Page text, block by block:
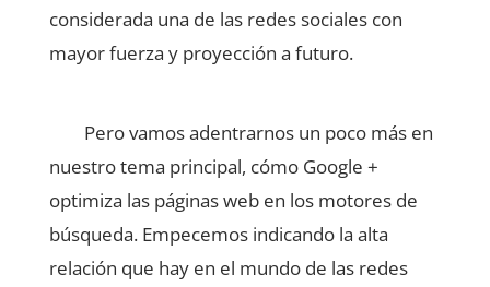
considerada una de las redes sociales con
mayor fuerza y proyección a futuro.
Pero vamos adentrarnos un poco más en
nuestro tema principal, cómo Google +
optimiza las páginas web en los motores de
búsqueda. Empecemos indicando la alta
relación que hay en el mundo de las redes